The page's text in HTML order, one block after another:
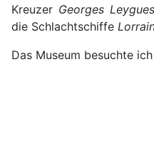
Kreuzer Georges Leygues
die Schlachtschiffe
Das Museum besuchte